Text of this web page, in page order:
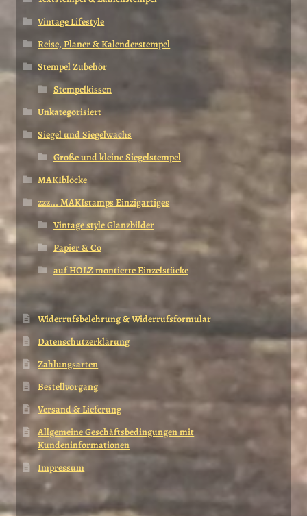
Vintage Lifestyle
Reise, Planer & Kalenderstempel
Stempel Zubehör
Stempelkissen
Unkategorisiert
Siegel und Siegelwachs
Große und kleine Siegelstempel
MAKIblöcke
zzz... MAKIstamps Einzigartiges
Vintage style Glanzbilder
Papier & Co
auf HOLZ montierte Einzelstücke
Widerrufsbelehrung & Widerrufsformular
Datenschutzerklärung
Zahlungsarten
Bestellvorgang
Versand & Lieferung
Allgemeine Geschäftsbedingungen mit
Kundeninformationen
Impressum